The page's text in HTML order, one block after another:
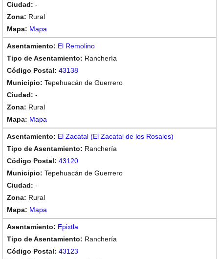
-
Rural
Mapa
El Remolino
Ranchería
43138
Tepehuacán de Guerrero
-
Rural
Mapa
El Zacatal (El Zacatal de los Rosales)
Ranchería
43120
Tepehuacán de Guerrero
-
Rural
Mapa
Epixtla
Ranchería
43123